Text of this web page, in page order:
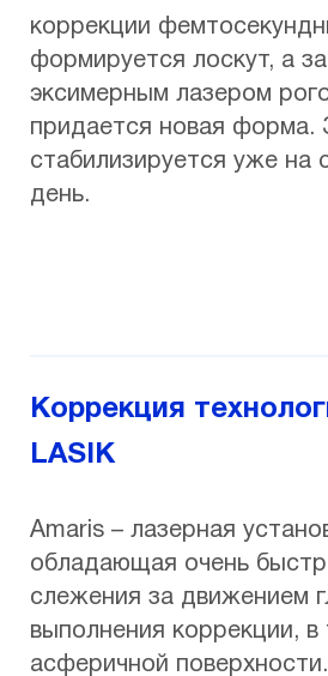
коррекции
формируется лоскут, а
эксимерным лазером
придается новая форма.
стабилизируется уже на
день.
Коррекция
LASIK
Amaris – лазерная
обладающая очень
слежения за движением
выполнения коррекции, в
асферичной